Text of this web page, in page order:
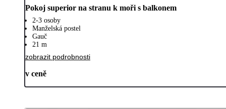
Pokoj superior na stranu k moři s balkonem
2-3 osoby
Manželská postel
Gauč
21 m
zobrazit podrobnosti
v ceně